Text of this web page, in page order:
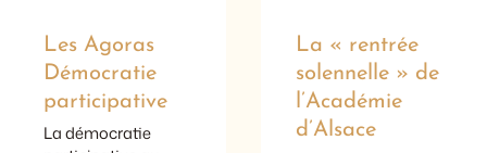
Les Agoras
Démocratie
participative
La démocratie
La « rentrée
solennelle » de
l’Académie
d’Alsace